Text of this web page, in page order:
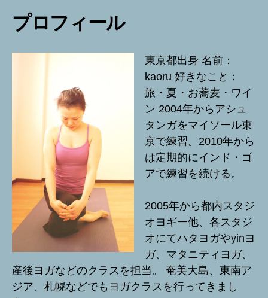
プロフィール
東京都出身 名前：
kaoru 好きなこと：
旅・夏・お蕎麦・ワイ
ン 2004年からアシュ
タンガをマイソール東
京で練習。2010年から
は定期的にインド・ゴ
アで練習を続ける。
2005年から都内スタジ
オヨギー他、各スタジ
オにてハタヨガやyinヨ
ガ、マタニティヨガ、
産後ヨガなどのクラスを担当。 奄美大島、東南ア
ジア、札幌などでもヨガクラスを行ってきまし